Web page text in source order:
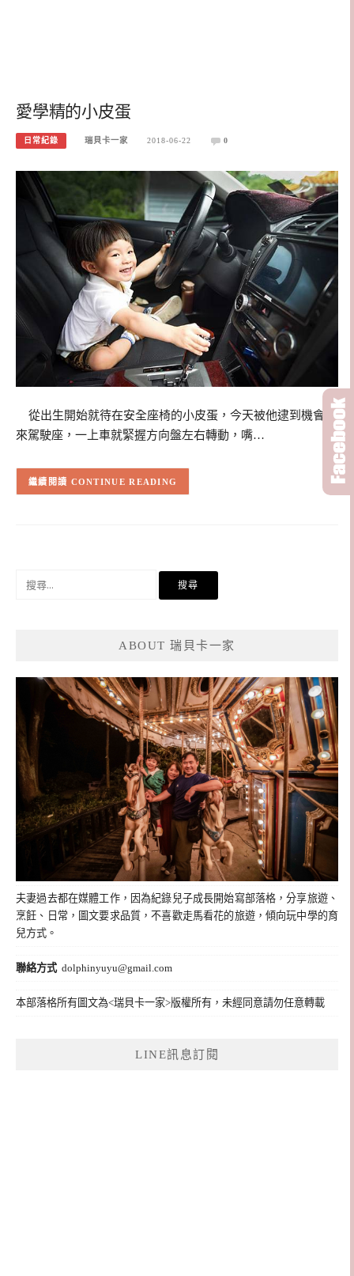
愛學精的小皮蛋
日常紀錄 瑞貝卡一家 2018-06-22 0
從出生開始就待在安全座椅的小皮蛋，今天被他逮到機會跑
來駕駛座，一上車就緊握方向盤左右轉動，嘴…
CONTINUE READING
ABOUT 瑞貝卡一家
夫妻過去都在媒體工作，因為紀錄兒子成長開始寫部落格，分享旅遊、
烹飪、日常，圖文要求品質，不喜歡走馬看花的旅遊，傾向玩中學的育
兒方式。
聯絡方式 dolphinyuyu@gmail.com
本部落格所有圖文為<瑞貝卡一家>版權所有，未經同意請勿任意轉載
LINE訊息訂閱